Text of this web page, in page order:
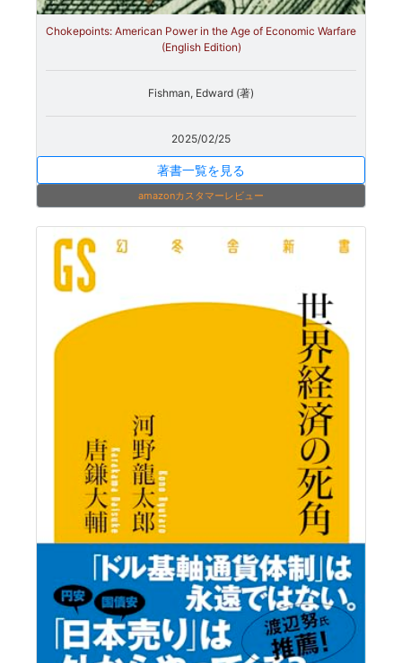
Chokepoints: American Power in the Age of Economic Warfare
(English Edition)
Fishman, Edward (著)
2025/02/25
著書一覧を見る
amazonカスタマーレビュー